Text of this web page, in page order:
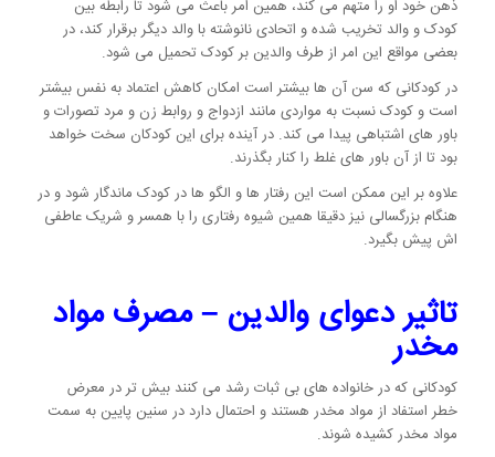
ذهن خود او را متهم می کند، همین امر باعث می شود تا رابطه بین
کودک و والد تخریب شده و اتحادی نانوشته با والد دیگر برقرار کند، در
بعضی مواقع این امر از طرف والدین بر کودک تحمیل می شود.
در کودکانی که سن آن ها بیشتر است امکان کاهش اعتماد به نفس بیشتر
است و کودک نسبت به مواردی مانند ازدواج و روابط زن و مرد تصورات و
باور های اشتباهی پیدا می کند. در آینده برای این کودکان سخت خواهد
بود تا از آن باور های غلط را کنار بگذرند.
علاوه بر این ممکن است این رفتار ها و الگو ها در کودک ماندگار شود و در
هنگام بزرگسالی نیز دقیقا همین شیوه رفتاری را با همسر و شریک عاطفی
اش پیش بگیرد.
تاثیر دعوای والدین – مصرف مواد
مخدر
کودکانی که در خانواده های بی ثبات رشد می کنند بیش تر در معرض
خطر استفاد از مواد مخدر هستند و احتمال دارد در سنین پایین به سمت
مواد مخدر کشیده شوند.